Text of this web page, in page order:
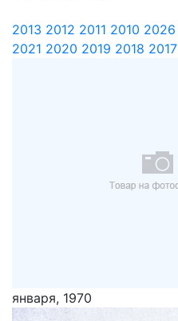
2013 2012 2011 2010 2026
2021 2020 2019 2018 2017
января, 1970